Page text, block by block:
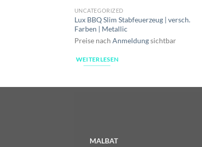
UNCATEGORIZED
Lux BBQ Slim Stabfeuerzeug | versch.
Farben | Metallic
Preise nach Anmeldungsichtbar
WEITERLESEN
MALBAT